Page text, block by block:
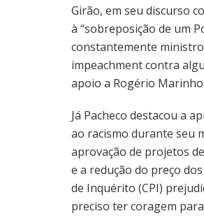
Girão, em seu discurso
à “sobreposição de um
constantemente
impeachment contra
apoio a Rogério Marinho.
Já Pacheco destacou a
ao racismo durante seu
aprovação de projetos
e a redução do preço
de Inquérito (CPI)
preciso ter coragem